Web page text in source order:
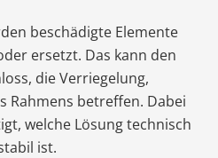
beschädigte Elemente
ersetzt. Das kann den
die Verriegelung,
Rahmens betreffen. Dabei
welche Lösung technisch
ist.